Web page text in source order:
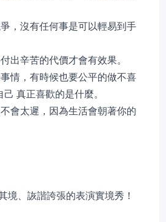
，沒有任何事是可以輕易到手
出辛苦的代價才會有效果。
情，有時候也要公平的做不喜
真正喜歡的是什麼。
會太遲，因為生活會朝著你的
境、詼諧誇張的表演實境秀！